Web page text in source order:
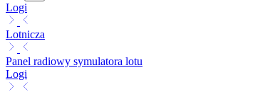
Logi
Lotnicza
Panel radiowy symulatora lotu
Logi